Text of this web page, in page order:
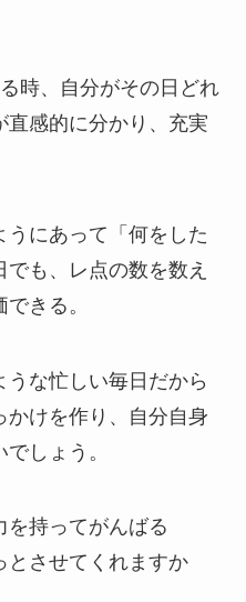
時、自分がその日どれ
直感的に分かり、充実
にあって「何をした
も、レ点の数を数え
きる。
な忙しい毎日だから
かけを作り、自分自身
しょう。
を持ってがんばる
とさせてくれますか